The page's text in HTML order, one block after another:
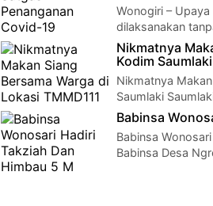
Wonogiri –
dilaksanakan
Nikmatnya
Kodim Saumlaki
Nikmatnya
Saumlaki
Babinsa
Babinsa
Babinsa Desa